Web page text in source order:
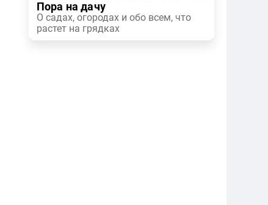
Пора на дачу
О садах, огородах и обо всем, что
растет на грядках